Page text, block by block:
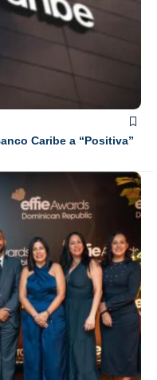
Caribe a “Positiva”